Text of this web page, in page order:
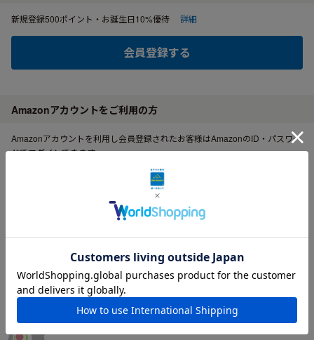
新規登録500ポイント・お誕生日10%優待 詳細
会員登録する
Amazonアカウントをご利用の方
Amazonアカウントを利用し会員登録されたお客様はAmazonのID・パスワー
ドでログインできます。